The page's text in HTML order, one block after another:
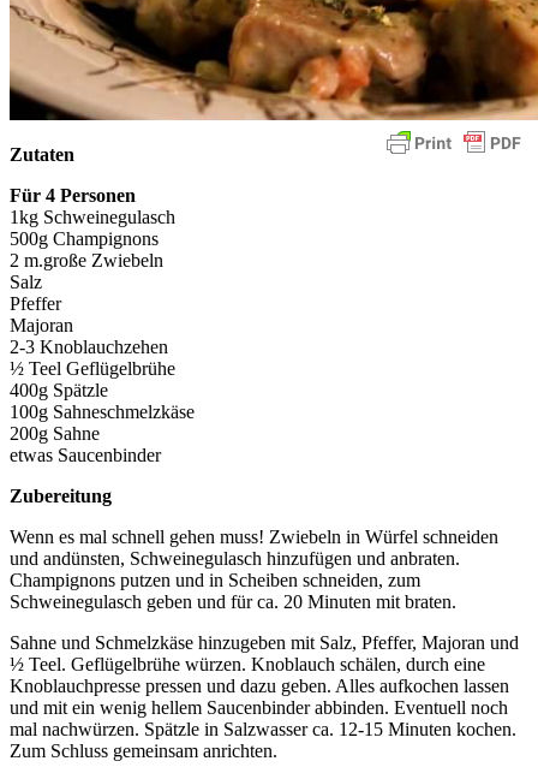
Zutaten
Für 4 Personen
1kg Schweinegulasch
500g Champignons
2 m.große Zwiebeln
Salz
Pfeffer
Majoran
2-3 Knoblauchzehen
½ Teel Geflügelbrühe
400g Spätzle
100g Sahneschmelzkäse
200g Sahne
etwas Saucenbinder
Zubereitung
Wenn es mal schnell gehen muss! Zwiebeln in Würfel schneiden
und andünsten, Schweinegulasch hinzufügen und anbraten.
Champignons putzen und in Scheiben schneiden, zum
Schweinegulasch geben und für ca. 20 Minuten mit braten.
Sahne und Schmelzkäse hinzugeben mit Salz, Pfeffer, Majoran und
½ Teel. Geflügelbrühe würzen. Knoblauch schälen, durch eine
Knoblauchpresse pressen und dazu geben. Alles aufkochen lassen
und mit ein wenig hellem Saucenbinder abbinden. Eventuell noch
mal nachwürzen. Spätzle in Salzwasser ca. 12-15 Minuten kochen.
Zum Schluss gemeinsam anrichten.